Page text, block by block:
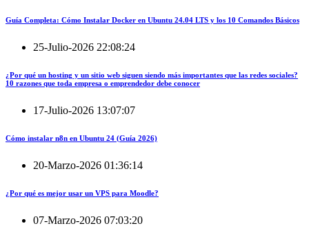
Guía Completa: Cómo Instalar Docker en Ubuntu 24.04 LTS y los 10 Comandos Básicos
25-Julio-2026 22:08:24
¿Por qué un hosting y un sitio web siguen siendo más importantes que las redes sociales?
10 razones que toda empresa o emprendedor debe conocer
17-Julio-2026 13:07:07
Cómo instalar n8n en Ubuntu 24 (Guía 2026)
20-Marzo-2026 01:36:14
¿Por qué es mejor usar un VPS para Moodle?
07-Marzo-2026 07:03:20